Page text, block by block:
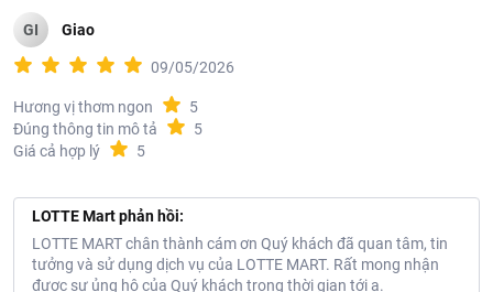
GI Giao
09/05/2026
Hương vị thơm ngon
5
Đúng thông tin mô tả
5
Giá cả hợp lý
5
LOTTE Mart phản hồi:
LOTTE MART chân thành cám ơn Quý khách đã quan tâm, tin
tưởng và sử dụng dịch vụ của LOTTE MART. Rất mong nhận
được sự ủng hộ của Quý khách trong thời gian tới ạ.